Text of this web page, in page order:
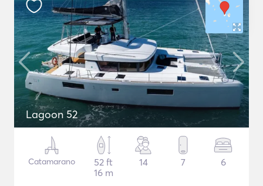
Lagoon 52
Catamarano
52 ft
16 m
14 7 6